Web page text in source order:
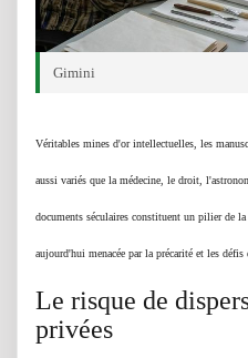
Gimini
Véritables mines d'or intellectuelles, les
aussi variés que la médecine, le droit,
documents séculaires constituent un pilier de
aujourd'hui menacée par la précarité et les défis
Le risque de
privées